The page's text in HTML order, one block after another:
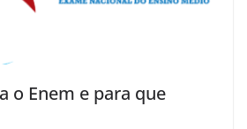
o Enem e para que